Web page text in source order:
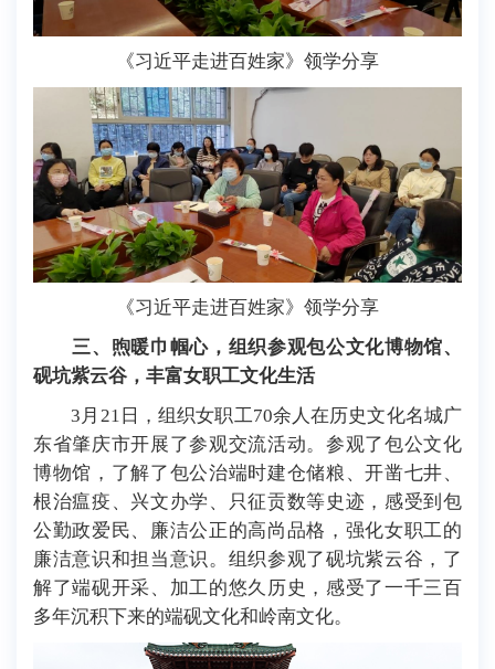
《习近平走进百姓家》领学分享
《习近平走进百姓家》领学分享
三、煦暖巾帼心，组织参观包公文化博物馆、
砚坑紫云谷，丰富女职工文化生活
3月21日，组织女职工70余人在历史文化名城广
东省肇庆市开展了参观交流活动。参观了包公文化
博物馆，了解了包公治端时建仓储粮、开凿七井、
根治瘟疫、兴文办学、只征贡数等史迹，感受到包
公勤政爱民、廉洁公正的高尚品格，强化女职工的
廉洁意识和担当意识。组织参观了砚坑紫云谷，了
解了端砚开采、加工的悠久历史，感受了一千三百
多年沉积下来的端砚文化和岭南文化。